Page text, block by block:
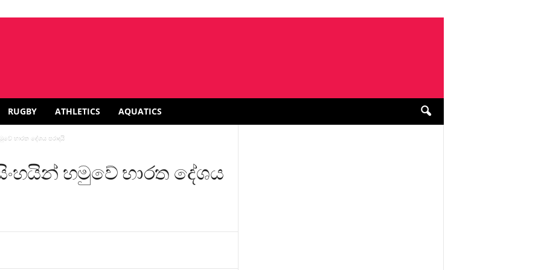
RUGBY ATHLETICS AQUATICS
භාරත දේශය පරාදයි
හමුවේ භාරත දේශය